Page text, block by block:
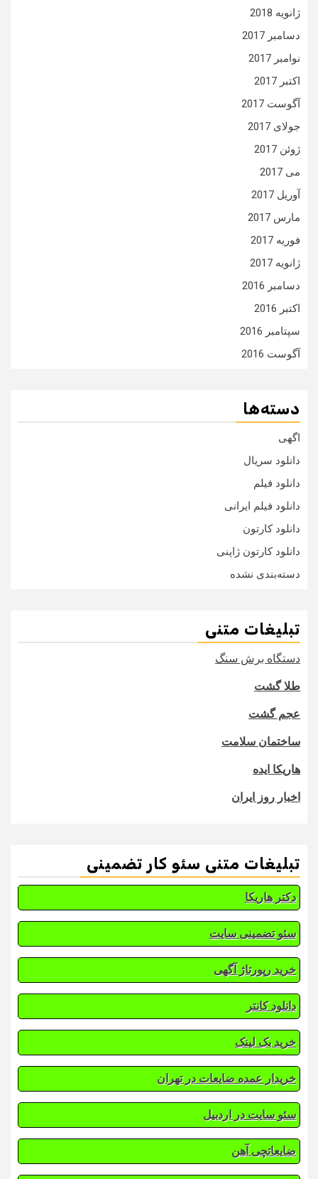
ژانویه 2018
دسامبر 2017
نوامبر 2017
اکتبر 2017
آگوست 2017
جولای 2017
ژوئن 2017
می 2017
آوریل 2017
مارس 2017
فوریه 2017
ژانویه 2017
دسامبر 2016
اکتبر 2016
سپتامبر 2016
آگوست 2016
دسته‌ها
اگهی
دانلود سریال
دانلود فیلم
دانلود فیلم ایرانی
دانلود کارتون
دانلود کارتون ژاپنی
دسته‌بندی نشده
تبلیغات متنی
دستگاه برش سنگ
طلا گشت
عجم گشت
ساختمان سلامت
هاریکا ایده
اخبار روز ایران
تبلیغات متنی سئو کار تضمینی
دکتر هاریکا
سئو تضمینی سایت
خرید رپورتاژ آگهی
دانلود کانتر
خرید بک لینک
خریدار عمده ضایعات در تهران
سئو سایت در اردبیل
ضایعاتچی آهن